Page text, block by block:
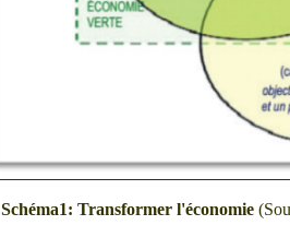
Schéma1: Transformer l'économie